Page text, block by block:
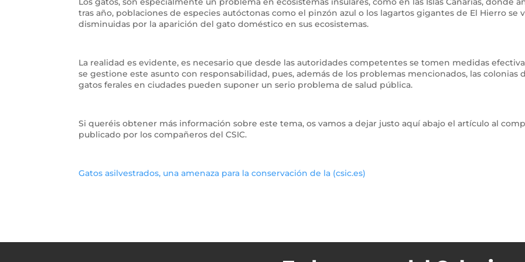
tras año, poblaciones de especies autóctonas como el pinzón azul o los lagartos gigantes de El Hierro se
disminuidas por la aparición del gato doméstico en sus ecosistemas.
La realidad es evidente, es necesario que desde las autoridades competentes se tomen medidas
se gestione este asunto con responsabilidad, pues, además de los problemas mencionados, las colonias
gatos ferales en ciudades pueden suponer un serio problema de salud pública.
Si queréis obtener más información sobre este tema, os vamos a dejar justo aquí abajo el artículo al
publicado por los compañeros del CSIC.
Gatos asilvestrados, una amenaza para la conservación de la (csic.es)